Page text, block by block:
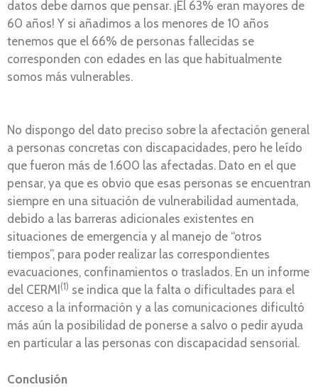
datos debe darnos que pensar. ¡El 63% eran mayores de
60 años! Y si añadimos a los menores de 10 años
tenemos que el 66% de personas fallecidas se
corresponden con edades en las que habitualmente
somos más vulnerables.
No dispongo del dato preciso sobre la afectación general
a personas concretas con discapacidades, pero he leído
que fueron más de 1.600 las afectadas. Dato en el que
pensar, ya que es obvio que esas personas se encuentran
siempre en una situación de vulnerabilidad aumentada,
debido a las barreras adicionales existentes en
situaciones de emergencia y al manejo de “otros
tiempos”, para poder realizar las correspondientes
evacuaciones, confinamientos o traslados. En un informe
del CERMI (1) se indica que la falta o dificultades para el
acceso a la información y a las comunicaciones dificultó
más aún la posibilidad de ponerse a salvo o pedir ayuda
en particular a las personas con discapacidad sensorial.
Conclusión